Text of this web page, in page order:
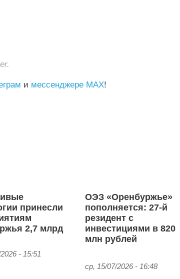
и мессенджере MAX!
принесли
2,7 млрд
- 15:51
ОЭЗ «Оренбуржье»
пополняется: 27-й
резидент с
инвестициями в 820
млн рублей
ср, 15/07/2026 - 16:48